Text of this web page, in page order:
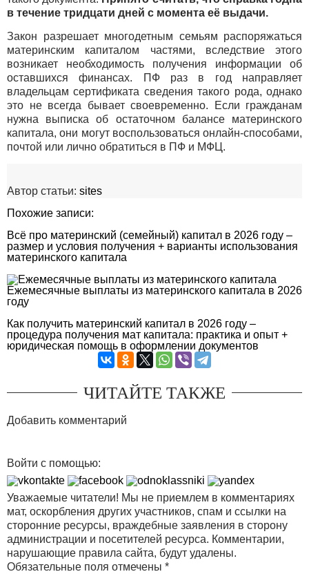
в течение тридцати дней с момента её выдачи.
Закон разрешает многодетным семьям распоряжаться
материнским капиталом частями, вследствие этого
возникает необходимость получения информации об
оставшихся финансах. ПФ раз в год направляет
владельцам сертификата сведения такого рода, однако
это не всегда бывает своевременно. Если гражданам
нужна выписка об остаточном балансе материнского
капитала, они могут воспользоваться онлайн-способами,
почтой или лично обратиться в ПФ и МФЦ.
Автор статьи: sites
Похожие записи:
Всё про материнский (семейный) капитал в 2026 году –
размер и условия получения + варианты использования
материнского капитала
Ежемесячные выплаты из материнского капитала в 2026
году
Как получить материнский капитал в 2026 году –
процедура получения мат капитала: практика и опыт +
юридическая помощь в оформлении документов
ЧИТАЙТЕ ТАКЖЕ
Добавить комментарий
Войти с помощью:
Уважаемые читатели! Мы не приемлем в комментариях
мат, оскорбления других участников, спам и ссылки на
сторонние ресурсы, враждебные заявления в сторону
администрации и посетителей ресурса. Комментарии,
нарушающие правила сайта, будут удалены.
Обязательные поля отмечены *